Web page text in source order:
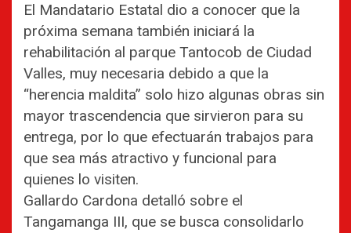
El Mandatario Estatal dio a conocer que la
próxima semana también iniciará la
rehabilitación al parque Tantocob de Ciudad
Valles, muy necesaria debido a que la
“herencia maldita” solo hizo algunas obras sin
mayor trascendencia que sirvieron para su
entrega, por lo que efectuarán trabajos para
que sea más atractivo y funcional para
quienes lo visiten.
Gallardo Cardona detalló sobre el
Tangamanga III, que se busca consolidarlo